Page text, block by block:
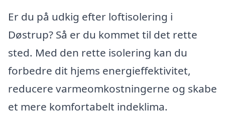
Er du på udkig efter loftisolering i
Døstrup? Så er du kommet til det rette
sted. Med den rette isolering kan du
forbedre dit hjems energieffektivitet,
reducere varmeomkostningerne og skabe
et mere komfortabelt indeklima.